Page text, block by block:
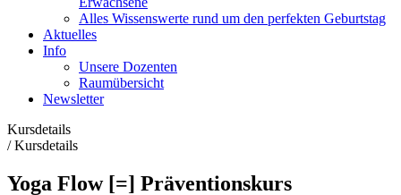
Alles Wissenswerte rund um den perfekten Geburtstag
Aktuelles
Info
Unsere Dozenten
Raumübersicht
Newsletter
Kursdetails
/Kursdetails
Yoga Flow [=] Präventionskurs